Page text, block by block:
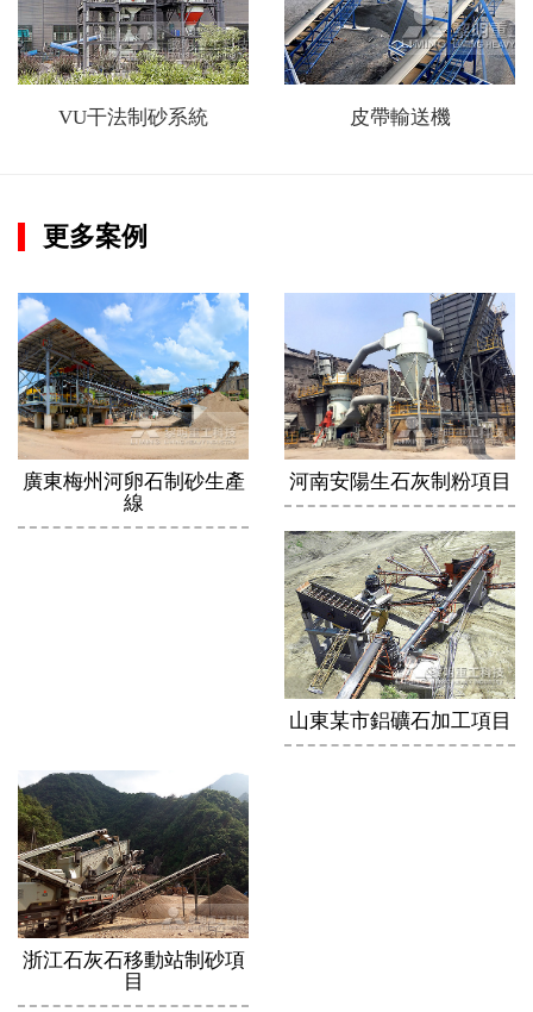
VU干法制砂系統 皮帶輸送機
更多案例
廣東梅州河卵石制砂生產
線
河南安陽生石灰制粉項目
山東某市鋁礦石加工項目
浙江石灰石移動站制砂項
目